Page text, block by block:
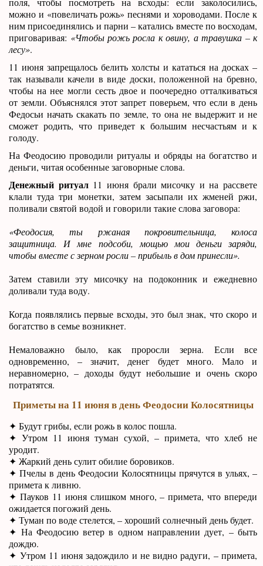
можно и «повеличать рожь» песнями и хороводами. После к
ним присоединялись и парни – катались вместе по восходам,
приговаривая: «Чтобы рожь росла к овину, а травушка – к
лесу».
11 июня запрещалось белить холсты и кататься на досках –
так называли качели в виде доски, положенной на бревно,
чтобы на нее могли сесть двое и поочередно отталкиваться
от земли. Объяснялся этот запрет поверьем, что если в день
Федосьи начать скакать по земле, то она не выдержит и не
сможет родить, что приведет к большим несчастьям и к
голоду.
На Феодосию проводили ритуалы и обряды на богатство и
деньги, читая особенные заговорные слова.
Денежный ритуал11 июня брали мисочку и на рассвете
клали туда три монетки, затем засыпали их жменей ржи,
поливали святой водой и говорили такие слова заговора:
«Феодосия, ты ржаная покровительница, колоса
защитница. И мне подсоби, мощью мои деньги заряди,
чтобы вместе с зерном росли – прибыль в дом принесли».
Затем ставили эту мисочку на подоконник и ежедневно
доливали туда воду.
Когда появлялись первые всходы, это был знак, что скоро и
богатство в семье возникнет.
Немаловажно было, как проросли зерна. Если все
одновременно, – значит, денег будет много. Мало и
неравномерно, – доходы будут небольшие и очень скоро
потратятся.
Приметы на 11 июня в день Феодосии Колосятницы
✦ Будут грибы, если рожь в колос пошла.
✦ Утром 11 июня туман сухой, – примета, что хлеб не
уродит.
✦ Жаркий день сулит обилие боровиков.
✦ Пчелы в день Феодосии Колосятницы прячутся в ульях, –
примета к ливню.
✦ Пауков 11 июня слишком много, – примета, что впереди
ожидается погожий день.
✦ Туман по воде стелется, – хороший солнечный день будет.
✦ На Феодосию ветер в одном направлении дует, – быть
дождю.
✦ Утром 11 июня задождило и не видно радуги, – примета,